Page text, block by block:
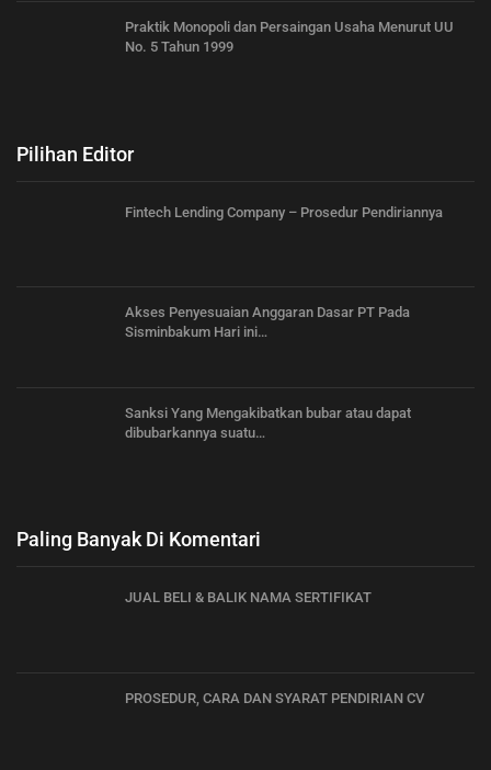
Praktik Monopoli dan Persaingan Usaha Menurut UU
No. 5 Tahun 1999
Pilihan Editor
Fintech Lending Company – Prosedur Pendiriannya
Akses Penyesuaian Anggaran Dasar PT Pada
Sisminbakum Hari ini…
Sanksi Yang Mengakibatkan bubar atau dapat
dibubarkannya suatu…
Paling Banyak Di Komentari
JUAL BELI & BALIK NAMA SERTIFIKAT
PROSEDUR, CARA DAN SYARAT PENDIRIAN CV